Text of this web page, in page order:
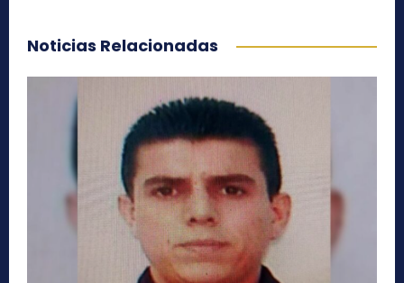
Noticias Relacionadas